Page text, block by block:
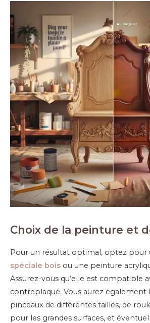
Choix de la peinture et
Pour un résultat optimal, optez pour
spéciale bois ou une peinture
Assurez-vous qu’elle est compatible
contreplaqué. Vous aurez également
pinceaux de différentes tailles, de
pour les grandes surfaces, et